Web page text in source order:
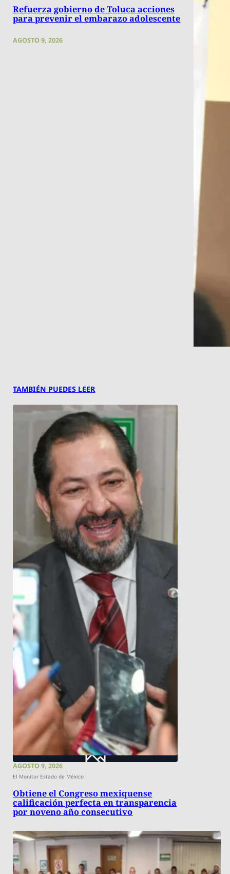
Refuerza gobierno de Toluca acciones
para prevenir el embarazo adolescente
AGOSTO 9, 2026
TAMBIÉN PUEDES LEER
AGOSTO 9, 2026
El Monitor Estado de México
Obtiene el Congreso mexiquense
calificación perfecta en transparencia
por noveno año consecutivo